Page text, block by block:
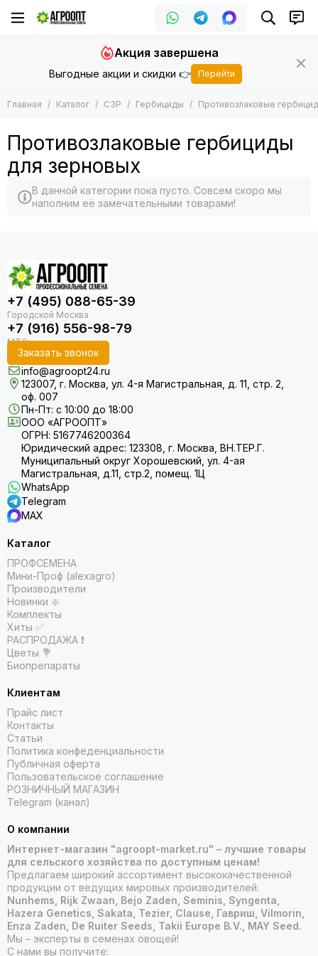
Выгодные акции и скидки 👉
Акция завершена
Перейти
Главная Каталог СЗР Гербициды Противозлаковые
Противозлаковые гербициды
для зерновых
В данной категории пока пусто. Совсем скоро мы
наполним её замечательными товарами!
+7 (495) 088-65-39
+7 (916) 556-98-79
Заказать звонок
info@agroopt24.ru
123007, г. Москва, ул. 4-я Магистральная, д. 11, стр. 2,
оф. 007
Пн-Пт: с 10:00 до 18:00
ООО «АГРООПТ»
ОГРН: 5167746200364
Юридический адрес: 123308, г. Москва, ВН.ТЕР.Г.
Муниципальный округ Хорошевский, ул. 4-ая
Магистральная, д.11, стр.2, помещ. 1Ц
WhatsApp
Telegram
MAX
Каталог
ПРОФСЕМЕНА
Мини-Проф (alexagro)
Производители
Новинки ❇️
Комплекты
Хиты ✅
РАСПРОДАЖА ❗️
Цветы 💐
Биопрепараты
Клиентам
Прайс лист
Контакты
Статьи
Политика конфеденциальности
Публичная оферта
Пользовательское соглашение
РОЗНИЧНЫЙ МАГАЗИН
Telegram (канал)
О компании
Интернет-магазин "agroopt-market.ru" – лучшие товары
для сельского хозяйства по доступным ценам!
Предлагаем широкий ассортимент высококачественной
продукции от ведущих мировых производителей:
Nunhems, Rijk Zwaan, Bejo Zaden, Seminis, Syngenta,
Hazera Genetics, Sakata, Tezier, Clause, Гавриш, Vilmorin,
Enza Zaden, De Ruiter Seeds, Takii Europe B.V., MAY Seed.
Мы – эксперты в семенах овощей!
С нами вы получите: